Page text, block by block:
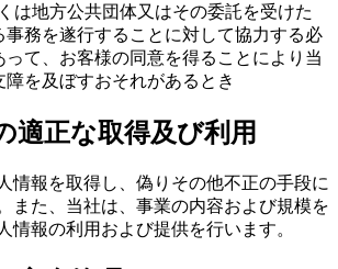
は地方公共団体又はその委託を受けた
事務を遂行することに対して協力する必
て、お客様の同意を得ることにより当
を及ぼすおそれがあるとき
適正な取得及び利用
情報を取得し、偽りその他不正の手段に
また、当社は、事業の内容および規模を
情報の利用および提供を行います。